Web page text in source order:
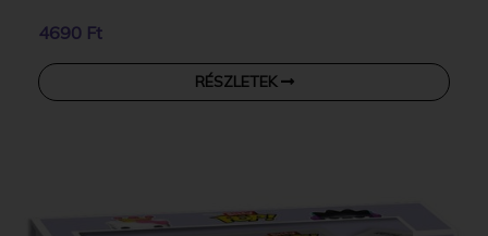
4690 Ft
RÉSZLETEK